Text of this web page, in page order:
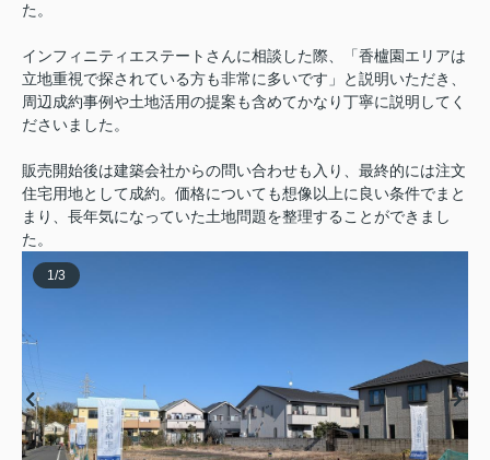
た。
インフィニティエステートさんに相談した際、「香櫨園エリアは
立地重視で探されている方も非常に多いです」と説明いただき、
周辺成約事例や土地活用の提案も含めてかなり丁寧に説明してく
ださいました。
販売開始後は建築会社からの問い合わせも入り、最終的には注文
住宅用地として成約。価格についても想像以上に良い条件でまと
まり、長年気になっていた土地問題を整理することができまし
た。
1/3